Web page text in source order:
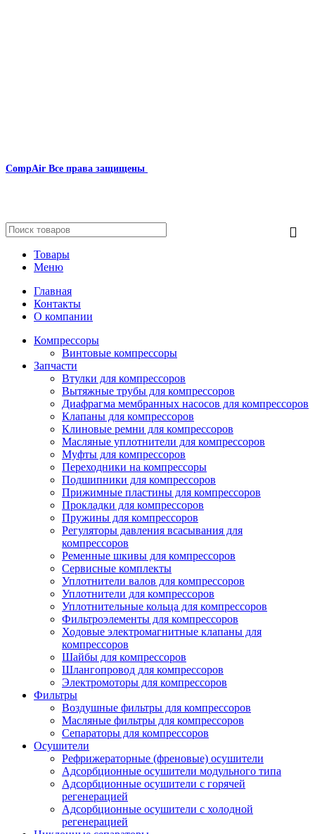
CompAir Все права защищены
Товары
Меню
Главная
Контакты
О компании
Компрессоры
Винтовые компрессоры
Запчасти
Втулки для компрессоров
Вытяжные трубы для компрессоров
Диафрагма мембранных насосов для компрессоров
Клапаны для компрессоров
Клиновые ремни для компрессоров
Масляные уплотнители для компрессоров
Муфты для компрессоров
Переходники на компрессоры
Подшипники для компрессоров
Прижимные пластины для компрессоров
Прокладки для компрессоров
Пружины для компрессоров
Регуляторы давления всасывания для
компрессоров
Ременные шкивы для компрессоров
Сервисные комплекты
Уплотнители валов для компрессоров
Уплотнители для компрессоров
Уплотнительные кольца для компрессоров
Фильтроэлементы для компрессоров
Ходовые электромагнитные клапаны для
компрессоров
Шайбы для компрессоров
Шлангопровод для компрессоров
Электромоторы для компрессоров
Фильтры
Воздушные фильтры для компрессоров
Масляные фильтры для компрессоров
Сепараторы для компрессоров
Осушители
Рефрижераторные (френовые) осушители
Адсорбционные осушители модульного типа
Адсорбционные осушители с горячей
регенерацией
Адсорбционные осушители с холодной
регенерацией